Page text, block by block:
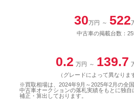
30万円 ～ 522
中古車の掲載台数：
0.2 万円 ～ 139.7
（グレードによって異なりま
※買取相場は、2024年9月～2025年2月の全
中古車オークションの落札実績をもとに独自
補正・算出しております。